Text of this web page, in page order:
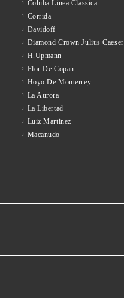
Cohiba Linea Classica
Corrida
Davidoff
Diamond Crown Julius Caeser
H.Upmann
Flor De Copan
Hoyo De Monterrey
La Aurora
La Libertad
Luiz Martinez
Macanudo